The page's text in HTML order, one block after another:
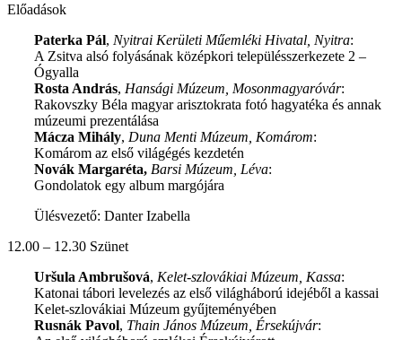
Előadások
Paterka Pál, Nyitrai Kerületi Műemléki Hivatal, Nyitra:
A Zsitva alsó folyásának középkori településszerkezete 2 –
Ógyalla
Rosta András, Hansági Múzeum, Mosonmagyaróvár:
Rakovszky Béla magyar arisztokrata fotó hagyatéka és annak
múzeumi prezentálása
Mácza Mihály, Duna Menti Múzeum, Komárom:
Komárom az első világégés kezdetén
Novák Margaréta, Barsi Múzeum, Léva:
Gondolatok egy album margójára
Ülésvezető: Danter Izabella
12.00 – 12.30 Szünet
Uršula Ambrušová, Kelet-szlovákiai Múzeum, Kassa:
Katonai tábori levelezés az első világháború idejéből a kassai
Kelet-szlovákiai Múzeum gyűjteményében
Rusnák Pavol, Thain János Múzeum, Érsekújvár: